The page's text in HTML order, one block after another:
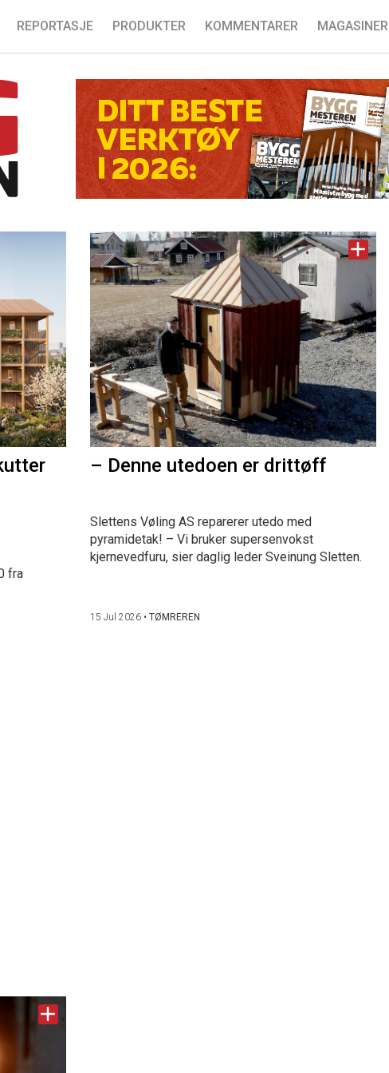
REPORTASJE PRODUKTER KOMMENTARER MAGASINER
fra
– Denne utedoen er drittøff
Slettens Vøling AS reparerer utedo med
pyramidetak! – Vi bruker supersenvokst
kjernevedfuru, sier daglig leder Sveinung Sletten.
15 Jul 2026• TØMREREN